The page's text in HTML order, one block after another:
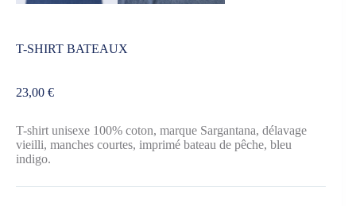
T-SHIRT BATEAUX
23,00 €
T-shirt unisexe 100% coton, marque Sargantana, délavage
vieilli, manches courtes, imprimé bateau de pêche, bleu
indigo.